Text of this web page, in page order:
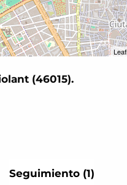
(46015).
Seguimiento (1)